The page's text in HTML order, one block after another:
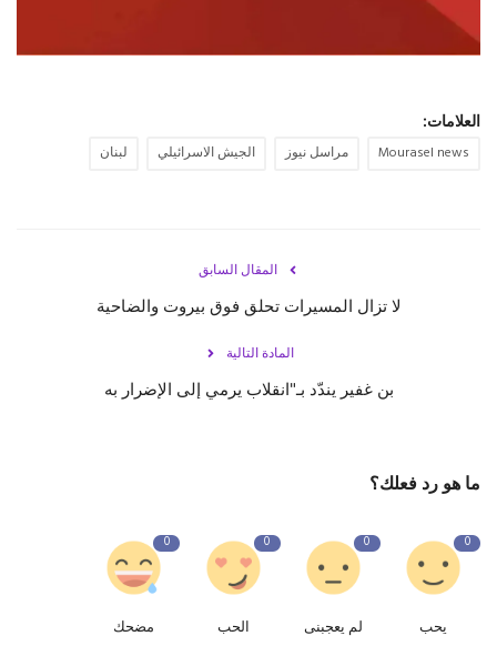
العلامات:
Mourasel news مراسل نيوز الجيش الاسرائيلي لبنان
المقال السابق
‏لا تزال المسيرات تحلق فوق بيروت والضاحية
المادة التالية
بن غفير يندّد بـ"انقلاب يرمي إلى الإضرار به
ما هو رد فعلك؟
0
يحب
0
لم يعجبنى
0
الحب
0
مضحك